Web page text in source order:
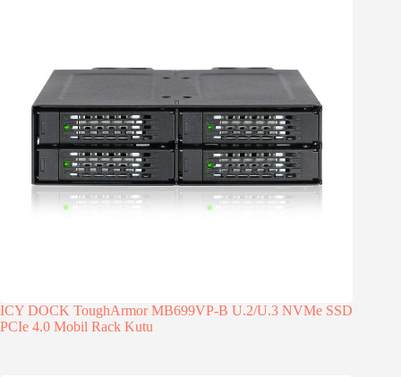
ICY DOCK ToughArmor MB699VP-B U.2/U.3 NVMe SSD
PCIe 4.0 Mobil Rack Kutu